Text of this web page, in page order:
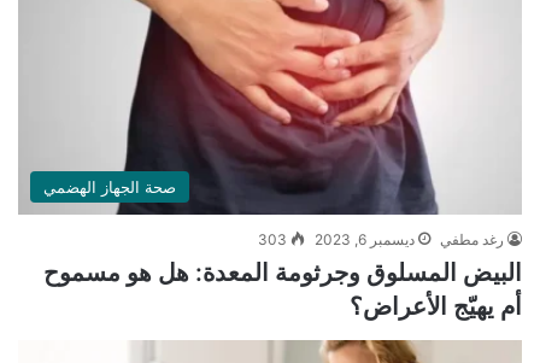
صحة الجهاز الهضمي
رغد مطفي ديسمبر 6, 2023 303
البيض المسلوق وجرثومة المعدة: هل هو مسموح
أم يهيّج الأعراض؟